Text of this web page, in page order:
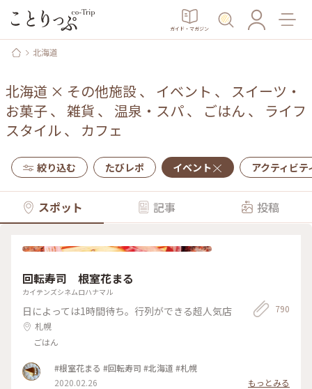
ガイド・マガジン
北海道
北海道 × その他施設、 イベント 、 スイーツ・
お菓子、 雑貨 、 温泉・スパ、 ごはん 、 ライフ
スタイル、 カフェ
絞り込む たびレポ イベント アクティビテ
スポット 記事 投稿
回転寿司 根室花まる
カイテンズシネムロハナマル
日によっては1時間待ち。行列ができる超人気店
札幌
ごはん
790
#根室花まる #回転寿司 #北海道 #札幌
2020.02.26
もっとみる